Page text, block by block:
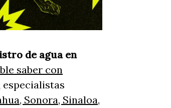
de agua en
saber con
especialistas
Sonora, Sinaloa,